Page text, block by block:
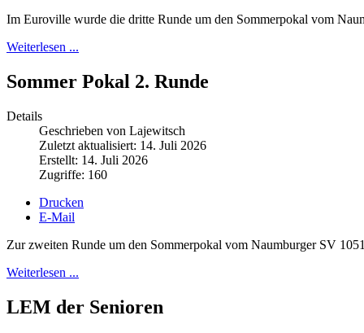
Im Euroville wurde die dritte Runde um den Sommerpokal vom
Weiterlesen ...
Sommer Pokal 2. Runde
Details
Geschrieben von Lajewitsch
Zuletzt aktualisiert: 14. Juli 2026
Erstellt: 14. Juli 2026
Zugriffe: 160
Drucken
E-Mail
Zur zweiten Runde um den Sommerpokal vom Naumburger SV
Weiterlesen ...
LEM der Senioren